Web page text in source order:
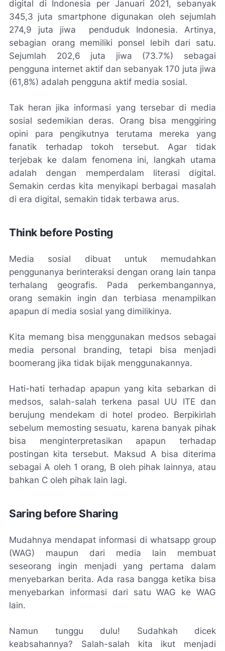
digital di Indonesia per Januari 2021, sebanyak
345,3 juta smartphone digunakan oleh sejumlah
274,9 juta jiwa penduduk Indonesia. Artinya,
sebagian orang memiliki ponsel lebih dari satu.
Sejumlah 202,6 juta jiwa (73.7%) sebagai
pengguna internet aktif dan sebanyak 170 juta jiwa
(61,8%) adalah pengguna aktif media sosial.
Tak heran jika informasi yang tersebar di media
sosial sedemikian deras. Orang bisa menggiring
opini para pengikutnya terutama mereka yang
fanatik terhadap tokoh tersebut. Agar tidak
terjebak ke dalam fenomena ini, langkah utama
adalah dengan memperdalam literasi digital.
Semakin cerdas kita menyikapi berbagai masalah
di era digital, semakin tidak terbawa arus.
Think before Posting
Media sosial dibuat untuk memudahkan
penggunanya berinteraksi dengan orang lain tanpa
terhalang geografis. Pada perkembangannya,
orang semakin ingin dan terbiasa menampilkan
apapun di media sosial yang dimilikinya.
Kita memang bisa menggunakan medsos sebagai
media personal branding, tetapi bisa menjadi
boomerang jika tidak bijak menggunakannya.
Hati-hati terhadap apapun yang kita sebarkan di
medsos, salah-salah terkena pasal UU ITE dan
berujung mendekam di hotel prodeo. Berpikirlah
sebelum memosting sesuatu, karena banyak pihak
bisa menginterpretasikan apapun terhadap
postingan kita tersebut. Maksud A bisa diterima
sebagai A oleh 1 orang, B oleh pihak lainnya, atau
bahkan C oleh pihak lain lagi.
Saring before Sharing
Mudahnya mendapat informasi di whatsapp group
(WAG) maupun dari media lain membuat
seseorang ingin menjadi yang pertama dalam
menyebarkan berita. Ada rasa bangga ketika bisa
menyebarkan informasi dari satu WAG ke WAG
lain.
Namun tunggu dulu! Sudahkah dicek
keabsahannya? Salah-salah kita ikut menjadi